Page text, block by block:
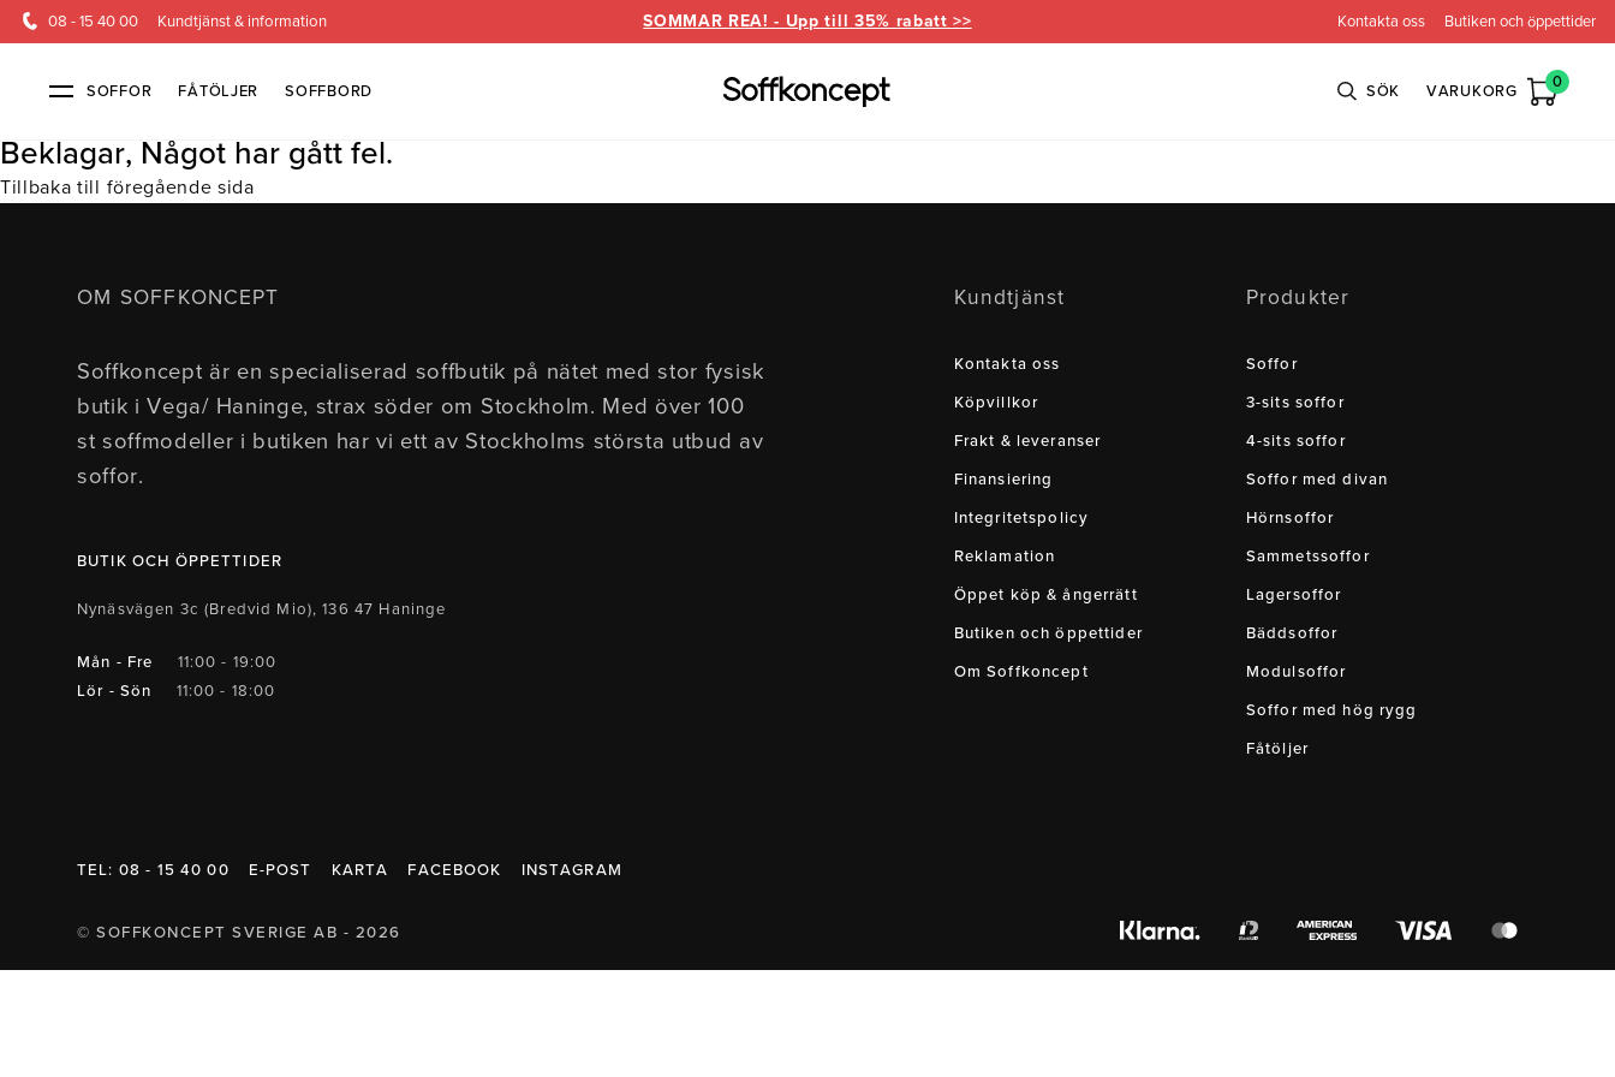
08 - 15 40 00 Kundtjänst & information SOMMAR REA! - Upp till 35% rabatt >> Kontakta oss Butiken och öppettider
SOFFOR FÅTÖLJER SOFFBORD SÖK VARUKORG 0
Soffor & fåtöljer
4-sits soffor
Bäddsoffor
Skinnmöbler
Sammetssoffor
Soffor med divan
Soffor med hög rygg
Varumärken
Burhéns
Conform
Kleppe
Neiser
Inredning
Kundtjänst
Finansiering
Öppetköp & ångerrätt
Information
Beklagar, Något har gått fel.
Tillbaka till föregående sida
OM SOFFKONCEPT
Soffkoncept är en specialiserad soffbutik på nätet med stor fysisk
butik i Vega/ Haninge, strax söder om Stockholm. Med över 100
st soffmodeller i butiken har vi ett av Stockholms största utbud av
soffor.
BUTIK OCH ÖPPETTIDER
Nynäsvägen 3c (Bredvid Mio), 136 47 Haninge
Mån - Fre
11:00 - 19:00
Lör - Sön
11:00 - 18:00
Kundtjänst
Kontakta oss
Köpvillkor
Frakt & leveranser
Finansiering
Integritetspolicy
Reklamation
Öppet köp & ångerrätt
Butiken och öppettider
Om Soffkoncept
Produkter
Soffor
3-sits soffor
4-sits soffor
Soffor med divan
Hörnsoffor
Sammetssoffor
Lagersoffor
Bäddsoffor
Modulsoffor
Soffor med hög rygg
Fåtöljer
TEL: 08 - 15 40 00 E-POST KARTA FACEBOOK INSTAGRAM
© SOFFKONCEPT SVERIGE AB - 2026